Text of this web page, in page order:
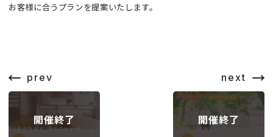
お客様に合うプランを提案いたします。
prev next